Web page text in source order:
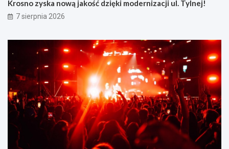
Krosno zyska nową jakość dzięki modernizacji ul. Tylnej!
7 sierpnia 2026